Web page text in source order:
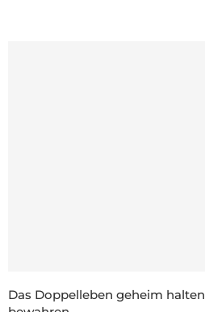
Das Doppelleben geheim